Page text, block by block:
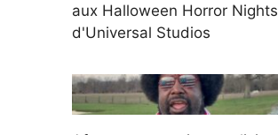
aux Halloween Horror Nights
d'Universal Studios